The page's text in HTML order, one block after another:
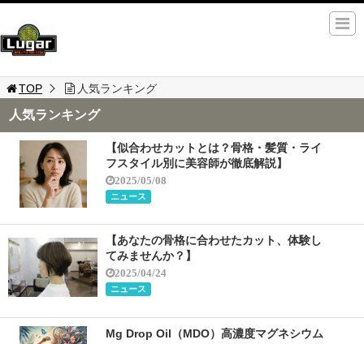
TOP 人気ランキング
人気ランキング
【似合わせカットとは？骨格・髪質・ライ
フスタイル別に美容師が徹底解説】
2025/05/08
ニュース
【あなたの骨格に合わせたカット、体験し
てみませんか？】
2025/04/24
ニュース
Mg Drop Oil（MDO）高濃度マグネシウム